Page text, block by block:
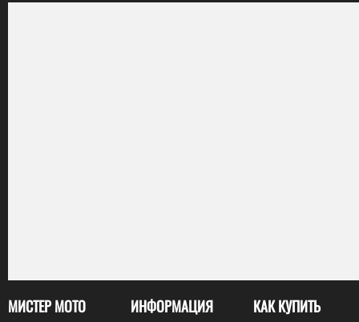
МИСТЕР МОТО ИНФОРМАЦИЯ КАК КУПИТЬ